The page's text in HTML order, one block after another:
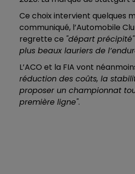
Ce choix intervient quelques
communiqué, l’Automobile
regrette ce "départ précipité"
plus beaux lauriers de
L’ACO et la FIA vont
réduction des coûts, la
proposer un championnat
première ligne".